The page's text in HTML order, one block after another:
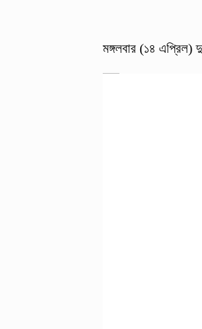
মঙ্গলবার (১৪ এপ্রিল)